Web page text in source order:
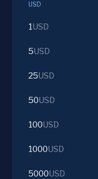
USD
1USD
5USD
25USD
50USD
100USD
1000USD
5000USD